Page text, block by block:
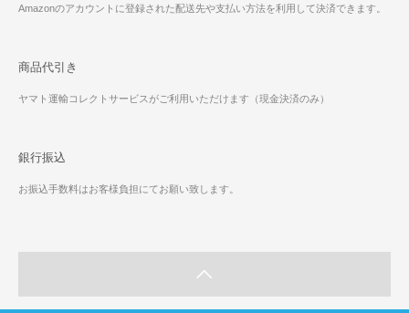
Amazonのアカウントに登録された配送先や支払い方法を利用して決済できます。
商品代引き
ヤマト運輸コレクトサービスがご利用いただけます（現金決済のみ）
銀行振込
お振込手数料はお客様負担にてお願い致します。